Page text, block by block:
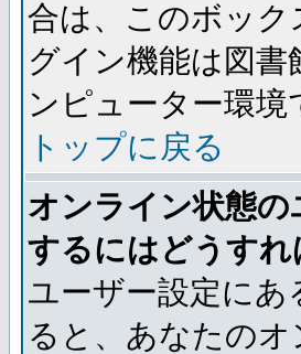
合は、このボッ
グイン機能は図
ンピューター環
トップに戻る
オンライン状態
するにはどうす
ユーザー設定に
ると、あなたの